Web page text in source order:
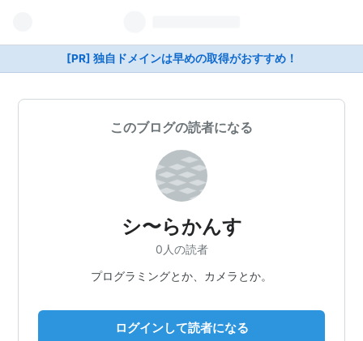
[PR] 独自ドメインは早めの取得がおすすめ！
このブログの読者になる
シ〜らかんす
0人の読者
プログラミングとか、カメラとか。
ログインして読者になる